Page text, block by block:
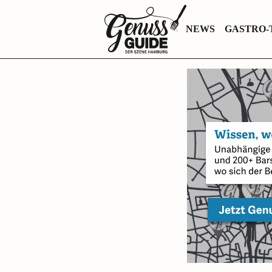
Zurück
zur
Startseite
NEWS GASTRO-